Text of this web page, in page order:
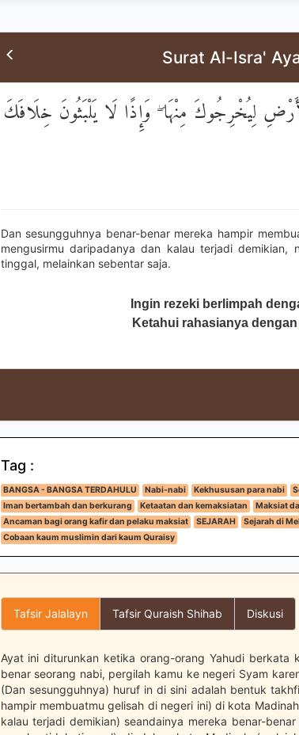
Surat Al-Isra'
لِيُخْرِجُوكَ مِنْهَا ۖ وَإِذًا لَا يَلْبَثُونَ خِلَافَكَ
Dan sesungguhnya benar-benar mereka hampir
mengusirmu daripadanya dan kalau terjadi demikian,
tinggal, melainkan sebentar saja.
Ingin rezeki berlimpah
Ketahui rahasianya dengan
Tag :
BANGSA - BANGSA TERDAHULU Nabi-nabi Kekhususan para nabi
Iman bertambah dan berkurang
Ketaatan dan kemaksiatan
Maksiat
Ancaman bagi orang kafir dan pelaku maksiat
SEJARAH Sejarah di
Cobaan kaum muslimin dari kaum Quraisy
Tafsir Jalalayn Tafsir Quraish Shihab Diskusi
Ayat ini diturunkan ketika orang-orang Yahudi berkata
benar seorang nabi, pergilah kamu ke negeri Syam
(Dan sesungguhnya) huruf in di sini adalah bentuk
hampir membuatmu gelisah di negeri ini) di kota
kalau terjadi demikian) seandainya mereka benar-